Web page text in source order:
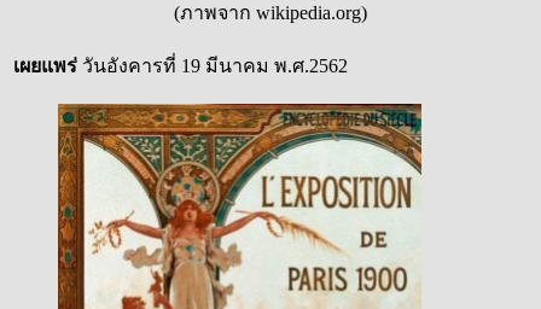
(ภาพจาก wikipedia.org)
เผยแพร่ วันอังคารที่ 19 มีนาคม พ.ศ.2562